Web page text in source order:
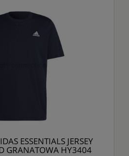
ESSENTIALS JERSEY
GRANATOWA HY3404